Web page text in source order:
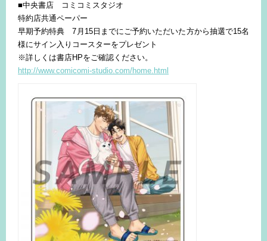
■中央書店 コミコミスタジオ
特約店共通ペーパー
早期予約特典 7月15日までにご予約いただいた方から抽選で15名
様にサイン入りコースターをプレゼント
※詳しくは書店HPをご確認ください。
http://www.comicomi-studio.com/home.html